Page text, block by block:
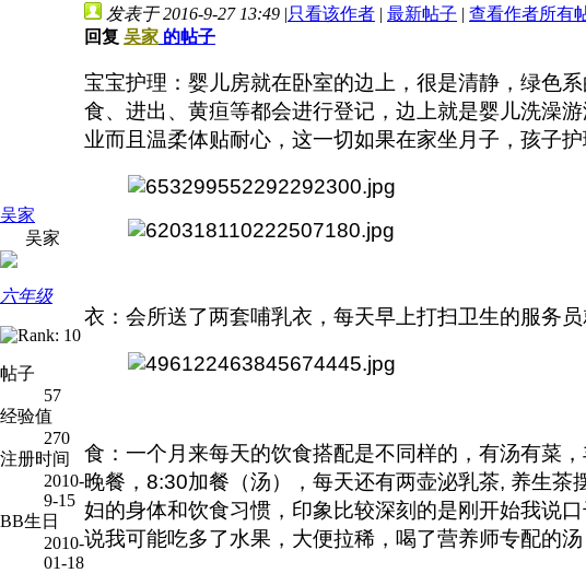
吴家
吴家
六年级
帖子
57
经验值
270
注册时间
2010-
9-15
BB生日
2010-
01-18
发表于 2016-9-27 13:49 |只看该作者 | 最新帖子 | 查看作者所有
回复 吴家 的帖子
宝宝护理：婴儿房就在卧室的边上，很是清静，绿色
食、进出、黄疸等都会进行登记，边上就是婴儿洗澡
业而且温柔体贴耐心，这一切如果在家坐月子，孩子
衣：会所送了两套哺乳衣，每天早上打扫卫生的服务
食：一个月来每天的饮食搭配是不同样的，有汤有菜
晚餐，8:30加餐（汤），每天还有两壶泌乳茶, 养生
妇的身体和饮食习惯，印象比较深刻的是刚开始我说
说我可能吃多了水果，大便拉稀，喝了营养师专配的